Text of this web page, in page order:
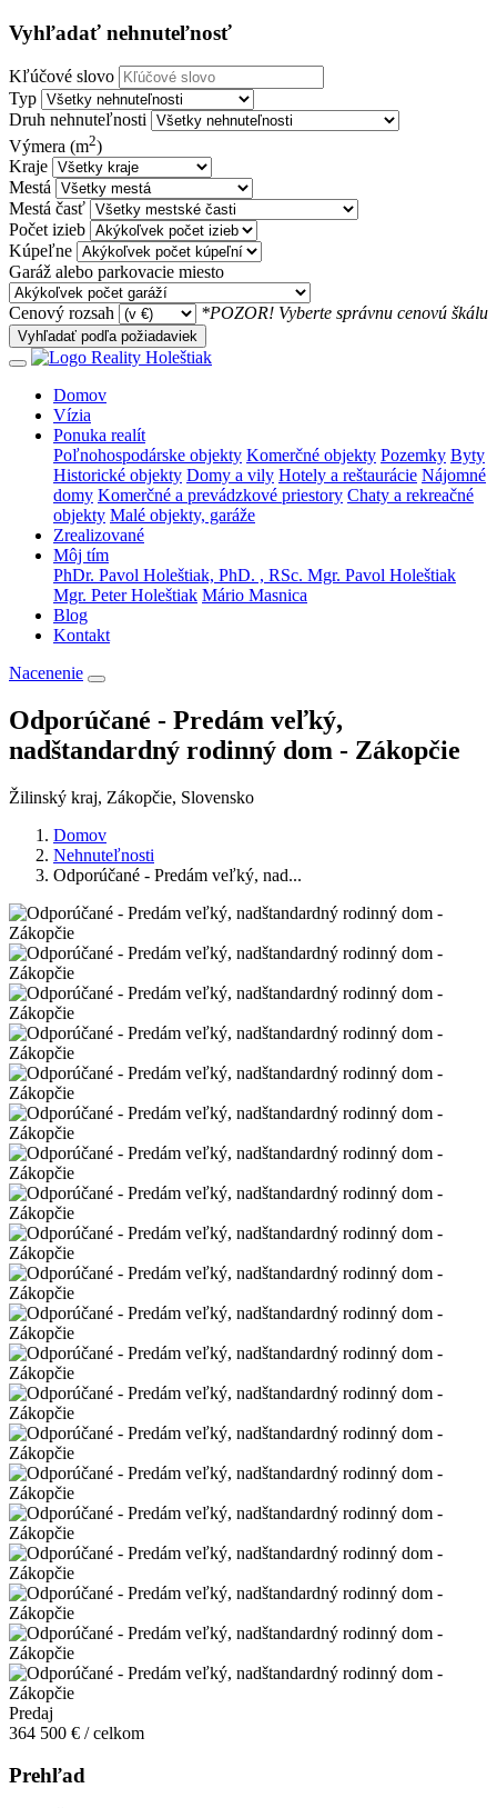
Vyhľadať nehnuteľnosť
Kľúčové slovo
Typ
Druh nehnuteľnosti
Výmera (m2)
Kraje
Mestá
Mestá časť
Počet izieb
Kúpeľne
Garáž alebo parkovacie miesto
Cenový rozsah *POZOR! Vyberte správnu cenovú škálu
Vyhľadať podľa požiadaviek
Domov
Vízia
Ponuka realít
Poľnohospodárske objekty Komerčné objekty Pozemky Byty
Historické objekty Domy a vily Hotely a reštaurácie Nájomné
domy Komerčné a prevádzkové priestory Chaty a rekreačné
objekty Malé objekty, garáže
Zrealizované
Môj tím
PhDr. Pavol Holeštiak, PhD. , RSc. Mgr. Pavol Holeštiak
Mgr. Peter Holeštiak Mário Masnica
Blog
Kontakt
Nacenenie
Odporúčané - Predám veľký,
nadštandardný rodinný dom - Zákopčie
Žilinský kraj, Zákopčie, Slovensko
Domov
Nehnuteľnosti
Odporúčané - Predám veľký, nad...
Predaj
364 500 € / celkom
Prehľad